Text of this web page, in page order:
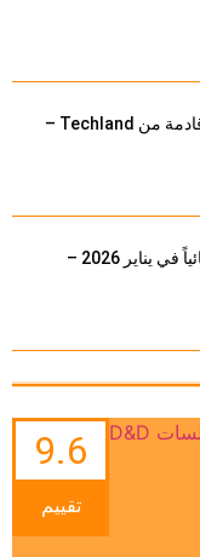
لعبة Call of Juarez جديدة قادمة من Techland –
لعبة Anthem سيتم إيقافها نهائياً في يناير 2026 –
9.6
تقييم